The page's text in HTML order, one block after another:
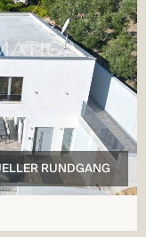
RUNDGANG